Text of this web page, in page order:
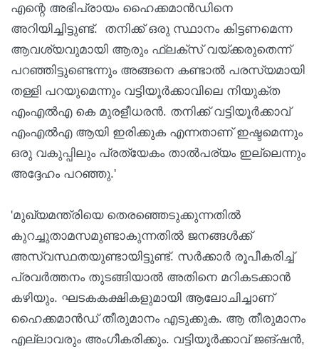
എന്റെ അഭിപ്രായം ഹൈക്കമാന്‍ഡിനെ
അറിയിച്ചിട്ടുണ്ട്. തനിക്ക് ഒരു സ്ഥാനം കിട്ടണമെന്ന
ആവശ്യവുമായി ആരും ഫ്ലക്‌സ് വയ്ക്കരുതെന്ന്
പറഞ്ഞിട്ടുണ്ടെന്നും അങ്ങനെ കണ്ടാല്‍ പരസ്യമായി
തള്ളി പറയുമെന്നും വട്ടിയൂര്‍ക്കാവിലെ നിയുക്ത
എംഎല്‍എ കെ മുരളീധരന്‍. തനിക്ക് വട്ടിയൂര്‍ക്കാവ്
എംഎല്‍എ ആയി ഇരിക്കുക എന്നതാണ് ഇഷ്ടമെന്നും
ഒരു വകുപ്പിലും പ്രത്യേകം താല്‍പര്യം ഇല്ലെന്നും
അദ്ദേഹം പറഞ്ഞു.'
'മുഖ്യമന്ത്രിയെ തെരഞ്ഞെടുക്കുന്നതില്‍
കുറച്ചുതാമസമുണ്ടാകുന്നതില്‍ ജനങ്ങള്‍ക്ക്
അസ്വസ്ഥതയുണ്ടായിട്ടുണ്ട്. സര്‍ക്കാര്‍ രൂപീകരിച്ച്
പ്രവര്‍ത്തനം തുടങ്ങിയാല്‍ അതിനെ മറികടക്കാന്‍
കഴിയും. ഘടകകക്ഷികളുമായി ആലോചിച്ചാണ്
ഹൈക്കമാന്‍ഡ് തീരുമാനം എടുക്കുക. ആ തീരുമാനം
എല്ലാവരും അംഗീകരിക്കും. വട്ടിയൂര്‍ക്കാവ് ജങ്ഷന്‍,